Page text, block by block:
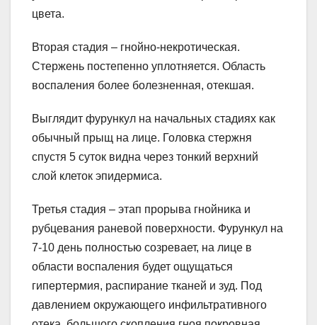
цвета.
Вторая стадия – гнойно-некротическая.
Стержень постепенно уплотняется. Область
воспаления более болезненная, отекшая.
Выглядит фурункул на начальных стадиях как
обычный прыщ на лице. Головка стержня
спустя 5 суток видна через тонкий верхний
слой клеток эпидермиса.
Третья стадия – этап прорыва гнойника и
рубцевания раневой поверхности. Фурункул на
7-10 день полностью созревает, на лице в
области воспаления будет ощущаться
гипертермия, распирание тканей и зуд. Под
давлением окружающего инфильтративного